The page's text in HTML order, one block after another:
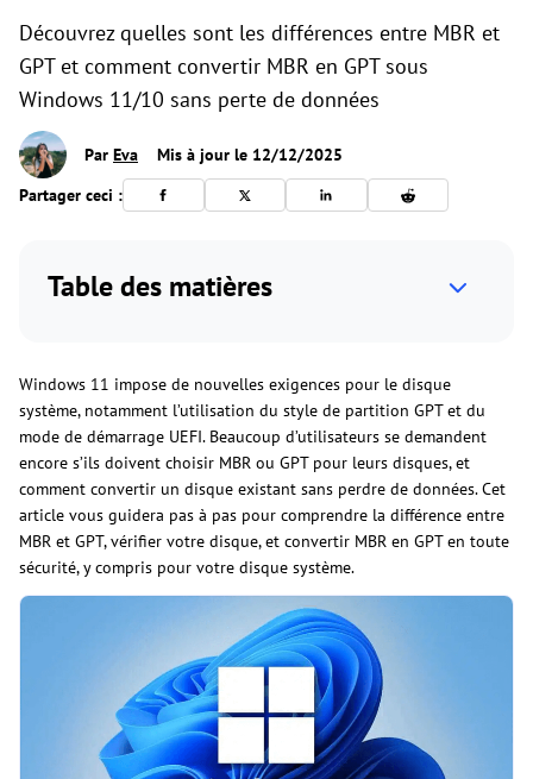
Découvrez quelles sont les différences entre MBR et
GPT et comment convertir MBR en GPT sous
Windows 11/10 sans perte de données
Par Eva
Mis à jour le 12/12/2025
Partager ceci :
Table des matières
Windows 11 impose de nouvelles exigences pour le disque
système, notamment l’utilisation du style de partition GPT et du
mode de démarrage UEFI. Beaucoup d’utilisateurs se demandent
encore s’ils doivent choisir MBR ou GPT pour leurs disques, et
comment convertir un disque existant sans perdre de données. Cet
article vous guidera pas à pas pour comprendre la différence entre
MBR et GPT, vérifier votre disque, et convertir MBR en GPT en toute
sécurité, y compris pour votre disque système.